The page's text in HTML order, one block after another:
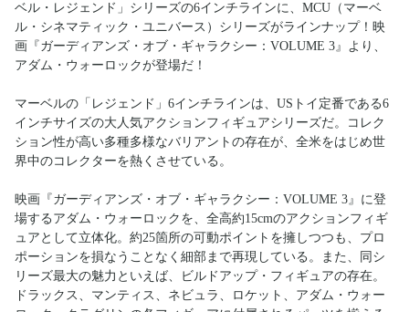
ベル・レジェンド」シリーズの6インチラインに、MCU（マーベ
ル・シネマティック・ユニバース）シリーズがラインナップ！映
画『ガーディアンズ・オブ・ギャラクシー：VOLUME 3』より、
アダム・ウォーロックが登場だ！
マーベルの「レジェンド」6インチラインは、USトイ定番である6
インチサイズの大人気アクションフィギュアシリーズだ。コレク
ション性が高い多種多様なバリアントの存在が、全米をはじめ世
界中のコレクターを熱くさせている。
映画『ガーディアンズ・オブ・ギャラクシー：VOLUME 3』に登
場するアダム・ウォーロックを、全高約15cmのアクションフィギ
ュアとして立体化。約25箇所の可動ポイントを擁しつつも、プロ
ポーションを損なうことなく細部まで再現している。また、同シ
リーズ最大の魅力といえば、ビルドアップ・フィギュアの存在。
ドラックス、マンティス、ネビュラ、ロケット、アダム・ウォー